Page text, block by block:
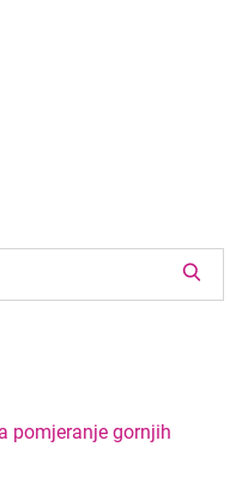
e
pomjeranje gornjih